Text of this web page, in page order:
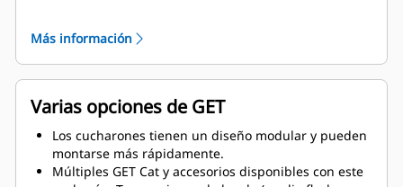
prestaciones generales de la máquina.
Cat GET también ofrece grandes beneficios
competitivos.
Más información
Varias opciones de GET
Los cucharones tienen un diseño modular y pueden
montarse más rápidamente.
Múltiples GET Cat y accesorios disponibles con este